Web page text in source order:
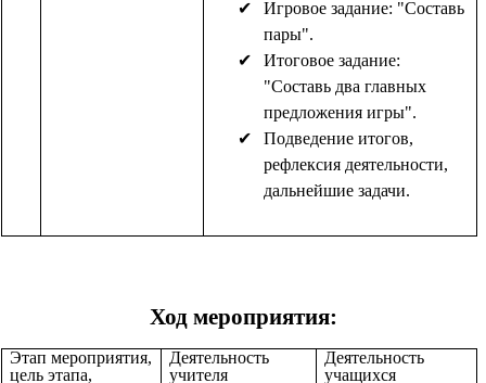
Игровое задание: "Составь
пары".
Итоговое задание:
"Составь два главных
предложения игры".
Подведение итогов,
рефлексия деятельности,
дальнейшие задачи.
Ход мероприятия:
Этап мероприятия,
цель этапа,
Деятельность
учителя
Деятельность
учащихся